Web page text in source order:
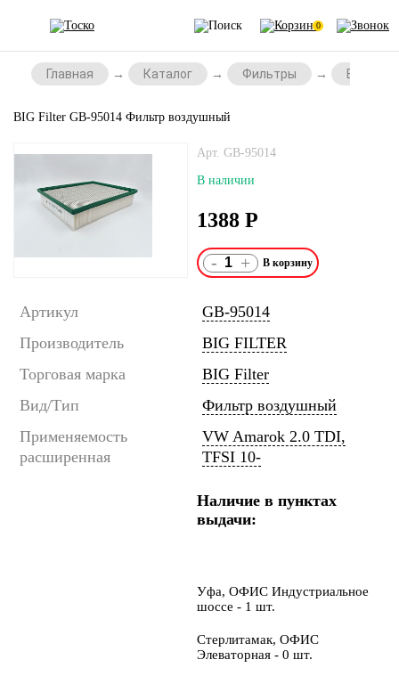
0
Главная Каталог Фильтры
BIG Filter GB-95014 Фильтр воздушный
Арт. GB-95014
В наличии
1388 Р
- +
Артикул
GB-95014
Производитель
BIG FILTER
Торговая марка
BIG Filter
Вид/Тип
Фильтр воздушный
Применяемость
расширенная
VW Amarok 2.0 TDI,
TFSI 10-
Наличие в пунктах
выдачи:
Уфа, ОФИС Индустриальное
шоссе - 1 шт.
Стерлитамак, ОФИС
Элеваторная - 0 шт.